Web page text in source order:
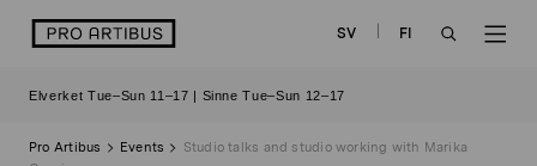
logo SV
FI
Elverket Tue–Sun 11–17 | Sinne Tue–Sun 12–17
Pro Artibus Events
Studio talks and studio working with Marika